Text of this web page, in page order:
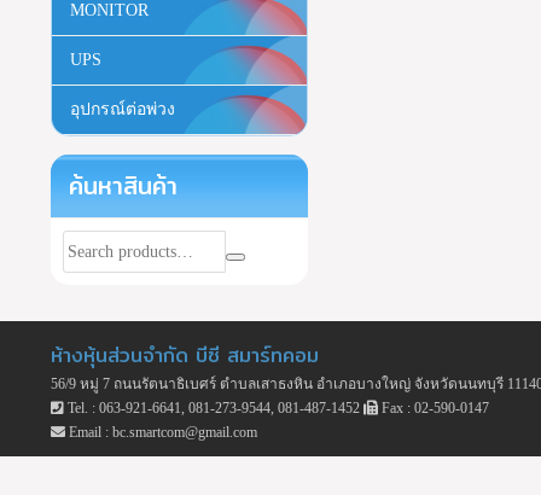
MONITOR
UPS
อุปกรณ์ต่อพ่วง
ค้นหาสินค้า
ห้างหุ้นส่วนจำกัด บีซี สมาร์ทคอม
56/9 หมู่ 7 ถนนรัตนาธิเบศร์ ตำบลเสาธงหิน อำเภอบางใหญ่ จังหวัดนนทบุรี
Tel. : 063-921-6641, 081-273-9544, 081-487-1452
Fax : 02-590-0147
Email : bc.smartcom@gmail.com